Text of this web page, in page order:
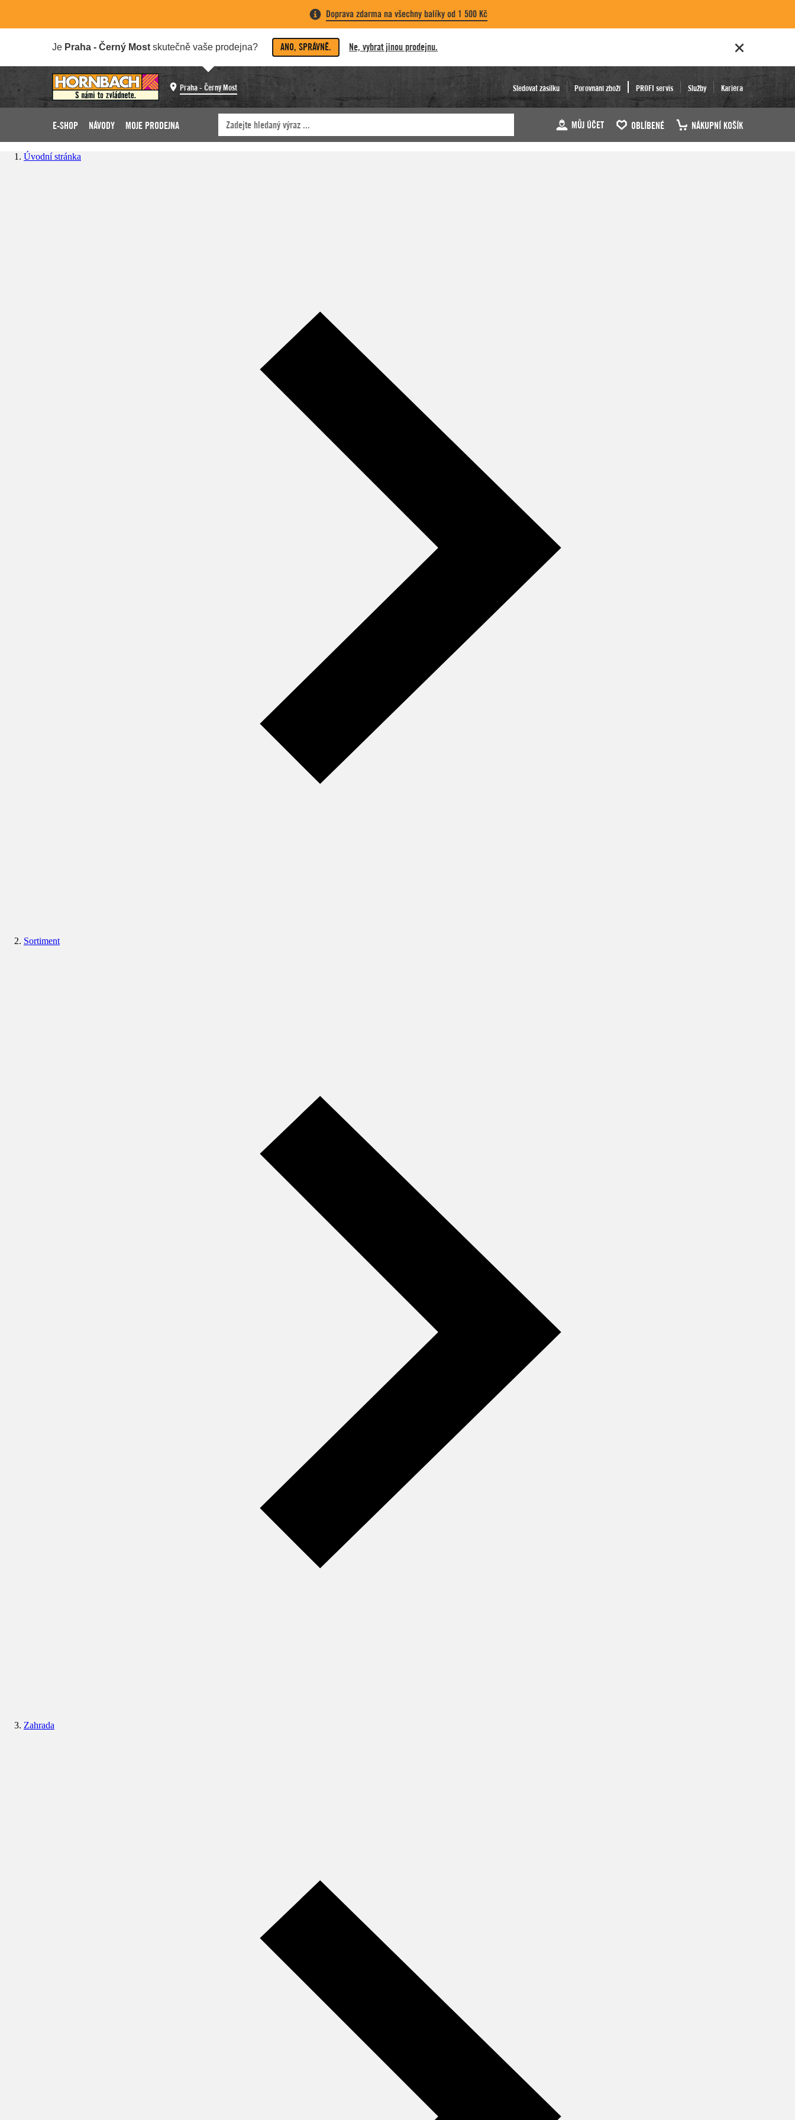
Doprava zdarma na všechny balíky od 1 500 Kč
Je Praha - Černý Most skutečně vaše prodejna? ANO, SPRÁVNĚ. Ne, vybrat jinou prodejnu.
Praha - Černý Most Sledovat zásilku Porovnání zboží PROFI servis Služby Kariéra
E-SHOP NÁVODY MOJE PRODEJNA MŮJ ÚČET OBLÍBENÉ NÁKUPNÍ KOŠÍK
Úvodní stránka
Sortiment
Zahrada